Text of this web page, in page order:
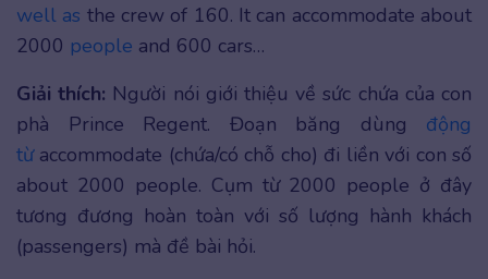
well as the crew of 160. It can accommodate about
2000 people and 600 cars…
Giải thích: Người nói giới thiệu về sức chứa của con
phà Prince Regent. Đoạn băng dùng động
từaccommodate (chứa/có chỗ cho) đi liền với con số
about 2000 people. Cụm từ 2000 people ở đây
tương đương hoàn toàn với số lượng hành khách
(passengers) mà đề bài hỏi.